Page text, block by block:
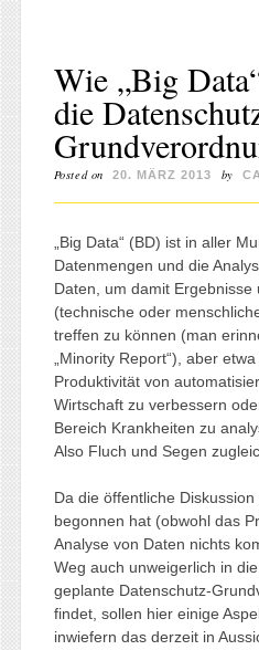
Wie „Big
die
Posted on 20. MÄRZ 2013 by
„Big Data“ (BD) ist in aller
Datenmengen und die
Daten, um damit
(technische oder
treffen zu können (man
„Minority Report“), aber
Produktivität von
Wirtschaft zu verbessern
Bereich Krankheiten zu
Also Fluch und Segen
Da die öffentliche
begonnen hat (obwohl das
Analyse von Daten nichts
Weg auch unweigerlich in
geplante Datenschutz-
findet, sollen hier einige
inwiefern das derzeit in